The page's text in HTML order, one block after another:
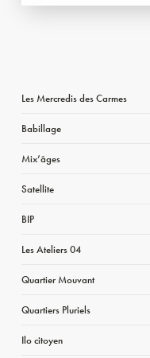
Les Mercredis des Carmes
Babillage
Mix’âges
Satellite
BIP
Les Ateliers 04
Quartier Mouvant
Quartiers Pluriels
Ilo citoyen